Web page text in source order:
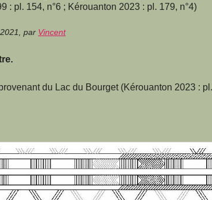
: pl. 154, n°6 ; Kérouanton 2023 : pl. 179, n°4)
par Vincent
du Lac du Bourget (Kérouanton 2023 :